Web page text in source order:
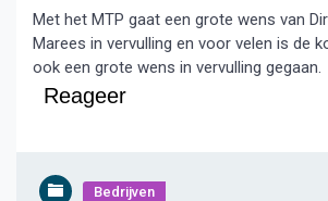
Met het MTP gaat een grote wens van
Marees in vervulling en voor velen is de
ook een grote wens in vervulling gegaan.
Reageer
Bedrijven